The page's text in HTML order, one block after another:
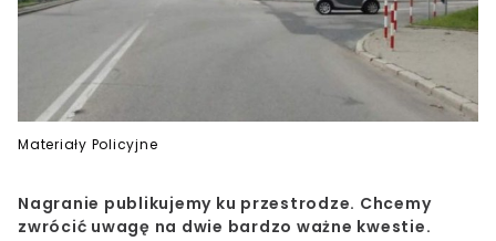
Materiały Policyjne
Nagranie publikujemy ku przestrodze. Chcemy
zwrócić uwagę na dwie bardzo ważne kwestie.